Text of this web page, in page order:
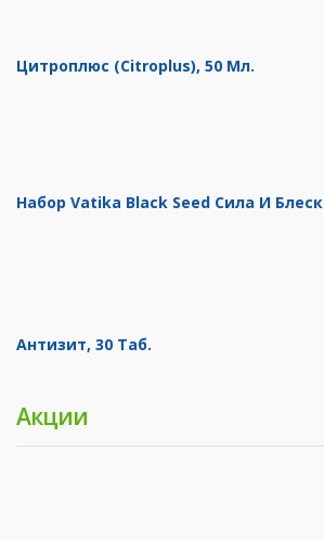
Цитроплюс (Citroplus), 50 Мл.
Набор Vatika Black Seed Сила И Блеск
Антизит, 30 Таб.
Акции